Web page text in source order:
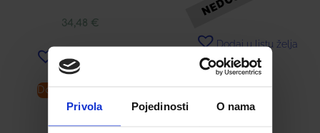
Privola Pojedinosti O nama
34,48 €
Dodaj u listu želja
Dodaj u košaricu
Dodaj u listu želja